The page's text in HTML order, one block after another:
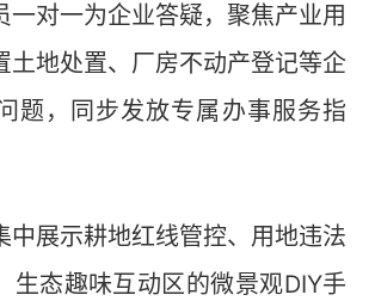
一对一为企业答疑，聚焦产业用
土地处置、厂房不动产登记等企
题，同步发放专属办事服务指
展示耕地红线管控、用地违法
生态趣味互动区的微景观DIY手